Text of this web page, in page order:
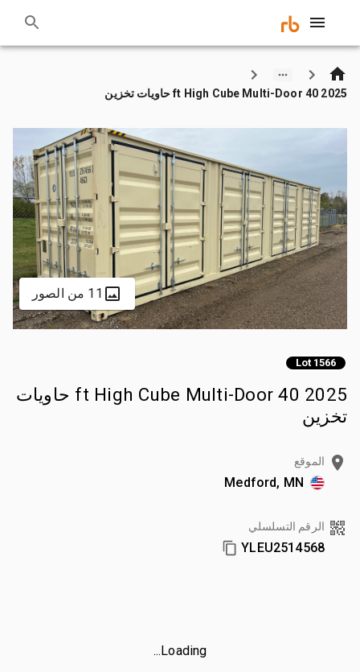
2025 40 ft High Cube Multi-Door حاويات تخزين
11 من الصور
Lot 1566
2025 40 ft High Cube Multi-Door حاويات
تخزين
الموقع
Medford, MN
الرقم التسلسلي
YLEU2514568
Loading...